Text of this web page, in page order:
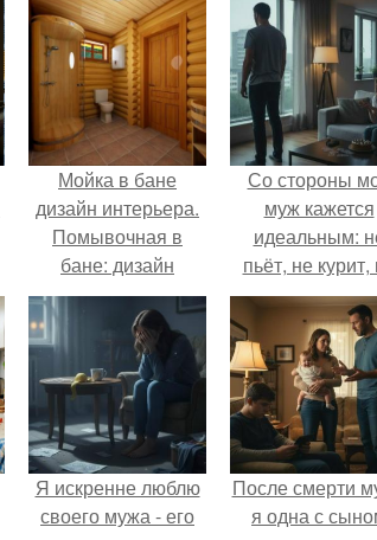
Мойка в бане
дизайн интерьера.
Помывочная в
бане: дизайн
интерьера
Со стороны
муж кажется
идеальным:
пьёт, не курит,
даёт поводов
ревности, с
ребёнком
справляется
отлично, да и
готовит
многих.
Я искренне люблю
своего мужа - его
После смерти
я одна с